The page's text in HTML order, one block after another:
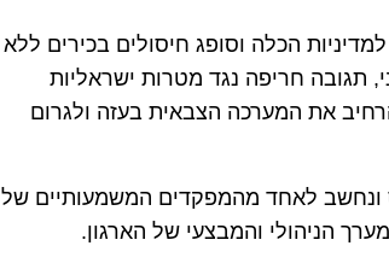
הכלה וסופג חיסולים בכירים ללא
תגובה חריפה נגד מטרות ישראליות
את המערכה הצבאית בעזה ולגרום
ונחשב לאחד מהמפקדים המשמעותיים של
הניהולי והמבצעי של הארגון.